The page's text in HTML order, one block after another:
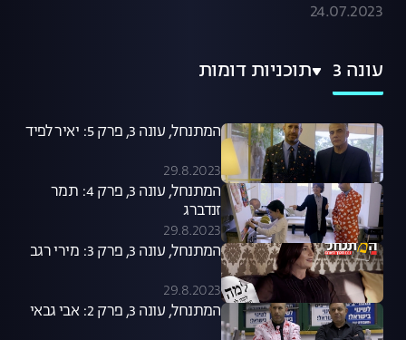
24.07.2023
עונה 3 תוכניות דומות
המתנחל, עונה 3, פרק 5: יאיר לפיד
29.8.2023
המתנחל, עונה 3, פרק 4: תמר
זנדברג
29.8.2023
המתנחל, עונה 3, פרק 3: מירי רגב
29.8.2023
המתנחל, עונה 3, פרק 2: אבי גבאי